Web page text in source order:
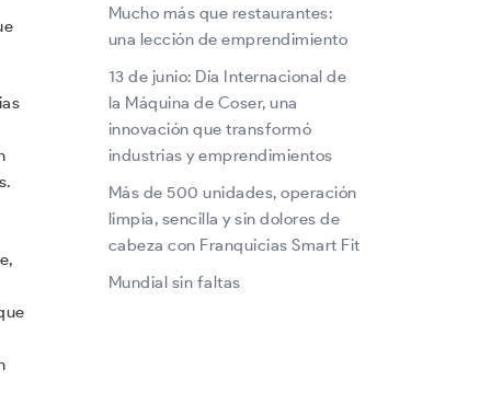
Mucho más que restaurantes:
una lección de emprendimiento
13 de junio: Día Internacional de
la Máquina de Coser, una
innovación que transformó
industrias y emprendimientos
Más de 500 unidades, operación
limpia, sencilla y sin dolores de
cabeza con Franquicias Smart Fit
Mundial sin faltas